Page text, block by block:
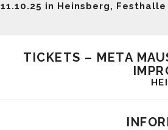
11.10.25 in Heinsberg,
TICKETS – META